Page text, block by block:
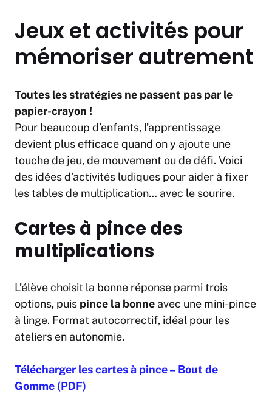
Jeux et activités pour
mémoriser autrement
Toutes les stratégies ne passent pas par le
papier-crayon !
Pour beaucoup d’enfants, l’apprentissage
devient plus efficace quand on y ajoute une
touche de jeu, de mouvement ou de défi. Voici
des idées d’activités ludiques pour aider à fixer
les tables de multiplication… avec le sourire.
Cartes à pince des
multiplications
L’élève choisit la bonne réponse parmi trois
options, puis pince la bonne avec une mini-pince
à linge. Format autocorrectif, idéal pour les
ateliers en autonomie.
Télécharger les cartes à pince – Bout de
Gomme (PDF)